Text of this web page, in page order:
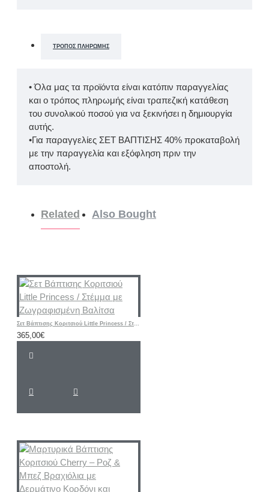
ΤΡΌΠΟΣ ΠΛΗΡΩΜΉΣ
• Όλα μας τα προϊόντα είναι κατόπιν παραγγελίας
και ο τρόπος πληρωμής είναι τραπεζική κατάθεση
του συνολικού ποσού για να ξεκινήσει η δημιουργία
αυτής.
•Για παραγγελίες ΣΕΤ ΒΑΠΤΙΣΗΣ 40% προκαταβολή
με την παραγγελία και εξόφληση πριν την
αποστολή.
Related Also Bought
Σετ Βάπτισης Κοριτσιού Little Princess / Στέμμα με Ζωγραφισμένη Βαλίτσα
365,00€